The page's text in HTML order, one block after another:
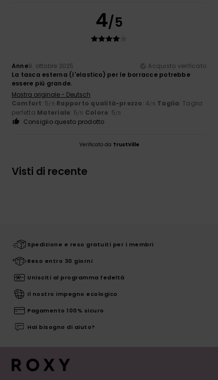
4/5
Anne9. ottobre 2025
Acquisto verificato
La tasca esterna (l'elastico) per le borracce potrebbe
essere più grande.
Mostra originale - Deutsch
Comfort: 5/5 Rapporto qualità-prezzo: 4/5 Taglia: Taglia
perfetta Materiale: 5/5 Colore: 5/5
Consiglio questo prodotto
Verificato da TrustVille
Visti di recente
Spedizione e reso gratuiti per i membri
Reso entro 30 giorni
Unisciti al programma fedeltà
Il nostro impegno ecologico
Pagamento 100% sicuro
Hai bisogno di aiuto?